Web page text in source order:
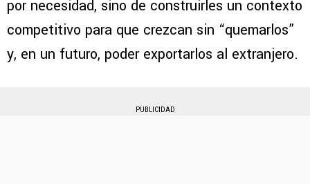
por necesidad, sino de construirles un contexto
competitivo para que crezcan sin “quemarlos”
y, en un futuro, poder exportarlos al extranjero.
PUBLICIDAD